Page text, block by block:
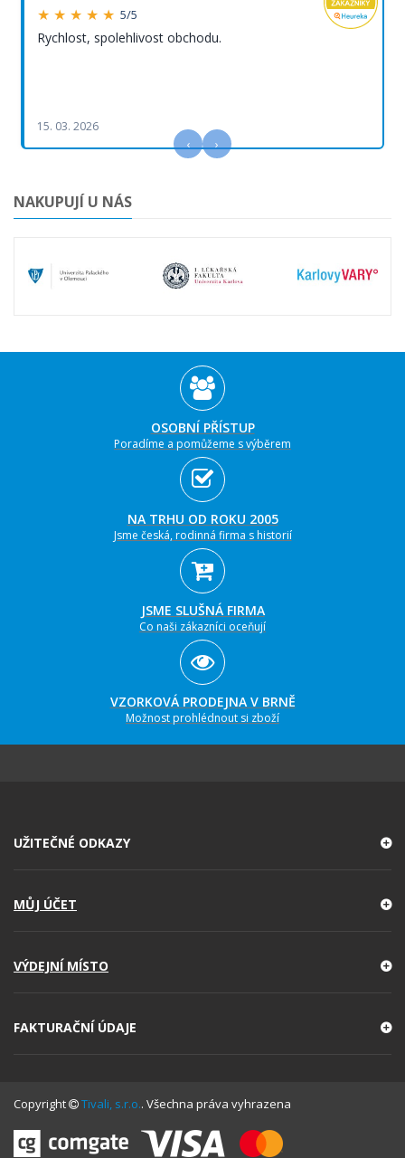
★ ★ ★ ★ ★ 5/5
Rychlost, spolehlivost obchodu.
15. 03. 2026
‹ ›
NAKUPUJÍ U NÁS
OSOBNÍ PŘÍSTUP
Poradíme a pomůžeme s výběrem
NA TRHU OD ROKU 2005
Jsme česká, rodinná firma s historií
JSME SLUŠNÁ FIRMA
Co naši zákazníci oceňují
VZORKOVÁ PRODEJNA V BRNĚ
Možnost prohlédnout si zboží
UŽITEČNÉ ODKAZY
MŮJ ÚČET
VÝDEJNÍ MÍSTO
FAKTURAČNÍ ÚDAJE
Copyright Tivali, s.r.o.. Všechna práva vyhrazena